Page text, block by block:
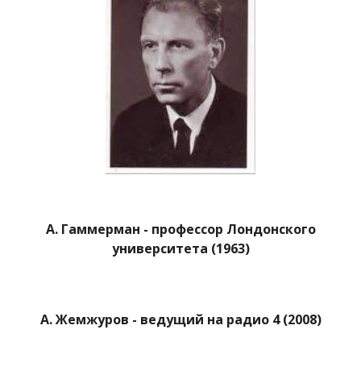
А. Гаммерман - профессор Лондонского
университета (1963)
А. Жемжуров - ведущий на радио 4 (2008)